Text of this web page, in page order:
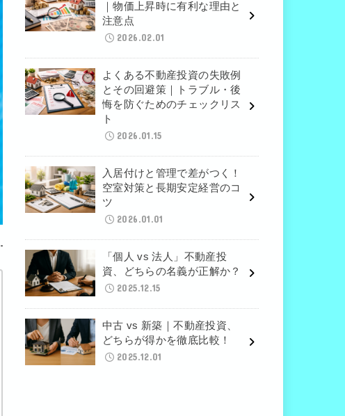
｜物価上昇時に有利な理由と
注意点
2026.02.01
よくある不動産投資の失敗例
とその回避策｜トラブル・後
悔を防ぐためのチェックリス
ト
2026.01.15
入居付けと管理で差がつく！
空室対策と長期安定経営のコ
ツ
2026.01.01
「個人 vs 法人」不動産投
資、どちらの名義が正解か？
2025.12.15
中古 vs 新築｜不動産投資、
どちらが得かを徹底比較！
2025.12.01